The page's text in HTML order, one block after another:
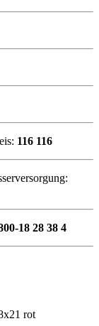
116 116
18 28 38 4